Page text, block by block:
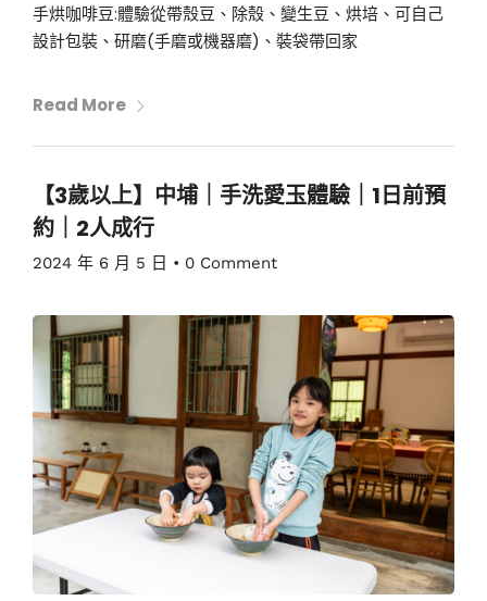
手烘咖啡豆:體驗從帶殼豆、除殼、變生豆、烘培、可自己
設計包裝、研磨(手磨或機器磨)、裝袋帶回家
Read More
【3歲以上】中埔｜手洗愛玉體驗｜1日前預
約｜2人成行
2024 年 6 月 5 日 • 0 Comment